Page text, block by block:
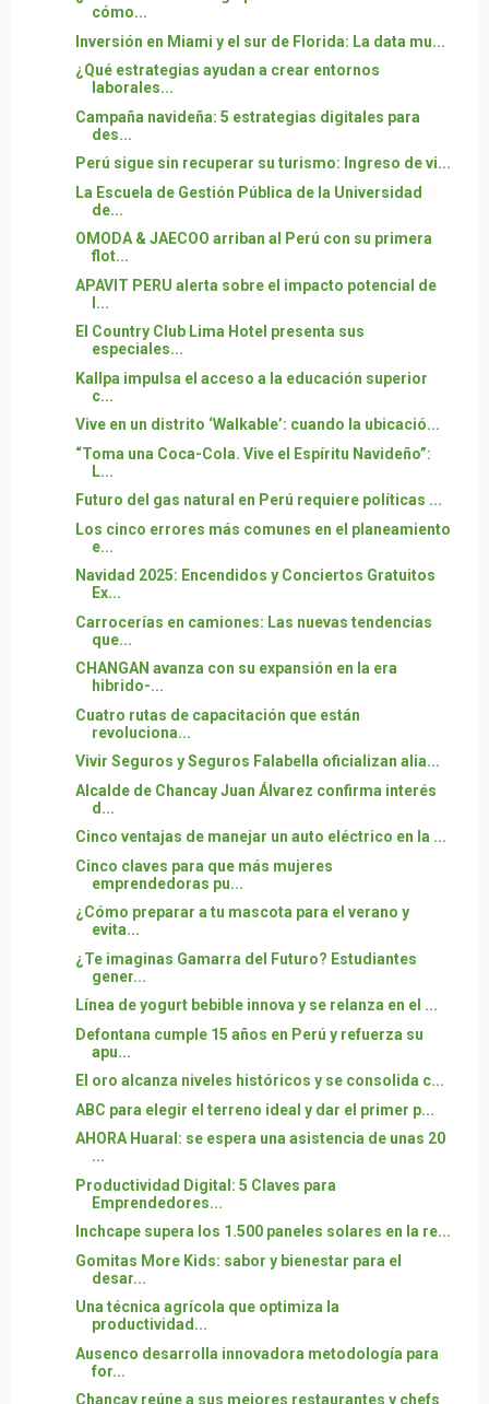
cómo...
Inversión en Miami y el sur de Florida: La data mu...
¿Qué estrategias ayudan a crear entornos
laborales...
Campaña navideña: 5 estrategias digitales para
des...
Perú sigue sin recuperar su turismo: Ingreso de vi...
La Escuela de Gestión Pública de la Universidad
de...
OMODA & JAECOO arriban al Perú con su primera
flot...
APAVIT PERU alerta sobre el impacto potencial de
l...
El Country Club Lima Hotel presenta sus
especiales...
Kallpa impulsa el acceso a la educación superior
c...
Vive en un distrito ‘Walkable’: cuando la ubicació...
“Toma una Coca-Cola. Vive el Espíritu Navideño”:
L...
Futuro del gas natural en Perú requiere políticas ...
Los cinco errores más comunes en el planeamiento
e...
Navidad 2025: Encendidos y Conciertos Gratuitos
Ex...
Carrocerías en camiones: Las nuevas tendencias
que...
CHANGAN avanza con su expansión en la era
hibrido-...
Cuatro rutas de capacitación que están
revoluciona...
Vivir Seguros y Seguros Falabella oficializan alia...
Alcalde de Chancay Juan Álvarez confirma interés
d...
Cinco ventajas de manejar un auto eléctrico en la ...
Cinco claves para que más mujeres
emprendedoras pu...
¿Cómo preparar a tu mascota para el verano y
evita...
¿Te imaginas Gamarra del Futuro? Estudiantes
gener...
Línea de yogurt bebible innova y se relanza en el ...
Defontana cumple 15 años en Perú y refuerza su
apu...
El oro alcanza niveles históricos y se consolida c...
ABC para elegir el terreno ideal y dar el primer p...
AHORA Huaral: se espera una asistencia de unas 20
...
Productividad Digital: 5 Claves para
Emprendedores...
Inchcape supera los 1.500 paneles solares en la re...
Gomitas More Kids: sabor y bienestar para el
desar...
Una técnica agrícola que optimiza la
productividad...
Ausenco desarrolla innovadora metodología para
for...
Chancay reúne a sus mejores restaurantes y chefs